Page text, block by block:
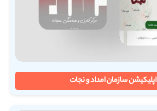
اپلیکیشن سازمان امداد و نجات